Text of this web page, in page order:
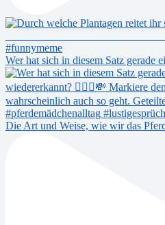
Wer hat sich in diesem Satz gerade
Die Art und Weise, wie wir das